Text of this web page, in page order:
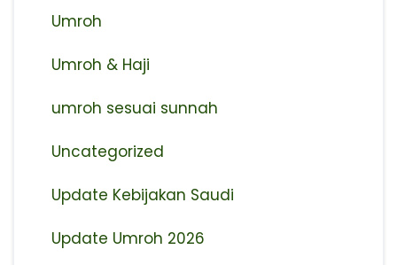
Umroh
Umroh & Haji
umroh sesuai sunnah
Uncategorized
Update Kebijakan Saudi
Update Umroh 2026